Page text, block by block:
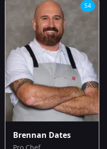
S4
Brennan Dates